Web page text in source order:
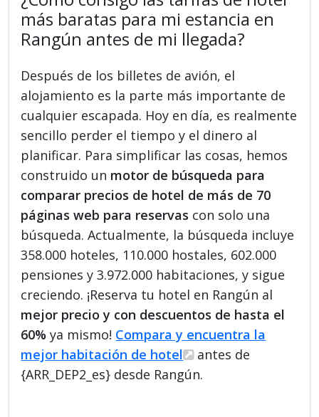
más baratas para mi estancia en
Rangún antes de mi llegada?
Después de los billetes de avión, el
alojamiento es la parte más importante de
cualquier escapada. Hoy en día, es realmente
sencillo perder el tiempo y el dinero al
planificar. Para simplificar las cosas, hemos
construido un motor de búsqueda para
comparar precios de hotel de más de 70
páginas web para reservas con solo una
búsqueda. Actualmente, la búsqueda incluye
358.000 hoteles, 110.000 hostales, 602.000
pensiones y 3.972.000 habitaciones, y sigue
creciendo. ¡Reserva tu hotel en Rangún al
mejor precio y con descuentos de hasta el
60% ya mismo! Compara y encuentra la
mejor habitación de hotel
antes de
{ARR_DEP2_es} desde Rangún.